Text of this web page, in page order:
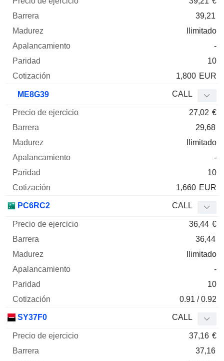
39,21
Ilimitado
-
10
1,800 EUR
ME8G39 CALL
27,02 €
29,68
Ilimitado
-
10
1,660 EUR
PC6RC2 CALL
36,44 €
36,44
Ilimitado
-
10
0.91 / 0.92
SY37F0 CALL
37,16 €
37,16